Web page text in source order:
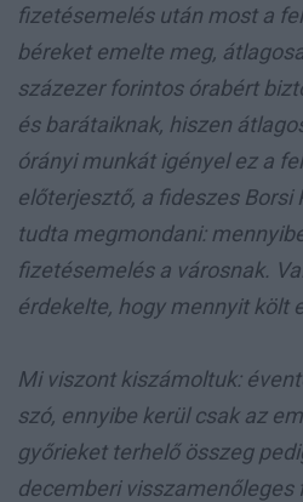
fizetésemelés után most a
béreket emelte meg,
százezer forintos órabért
és barátaiknak, hiszen
órányi munkát igényel ez a
előterjesztő, a fideszes Borsi
tudta megmondani:
fizetésemelés a városnak.
érdekelte, hogy mennyit költ
Mi viszont kiszámoltuk:
szó, ennyibe kerül csak az
győrieket terhelő összeg
decemberi visszamenőleges